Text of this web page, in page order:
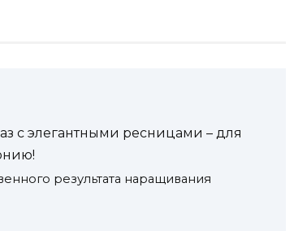
с элегантными ресницами – для
результата наращивания